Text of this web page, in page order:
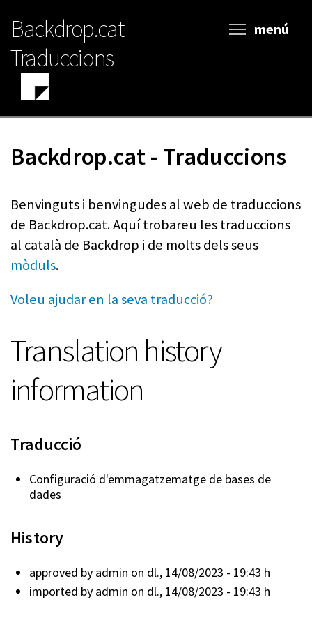
contingut
Backdrop.cat -
Traduccions
menú
Backdrop.cat - Traduccions
Benvinguts i benvingudes al web de traduccions
de Backdrop.cat. Aquí trobareu les traduccions
al català de Backdrop i de molts dels seus
mòduls.
Voleu ajudar en la seva traducció?
Translation history
information
Traducció
Configuració d'emmagatzematge de bases de
dades
History
approved by admin on dl., 14/08/2023 - 19:43 h
imported by admin on dl., 14/08/2023 - 19:43 h